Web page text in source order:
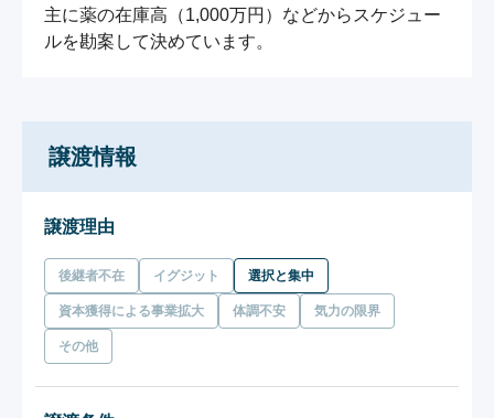
主に薬の在庫高（1,000万円）などからスケジュー
ルを勘案して決めています。
譲渡情報
譲渡理由
後継者不在 イグジット 選択と集中
資本獲得による事業拡大 体調不安 気力の限界
その他